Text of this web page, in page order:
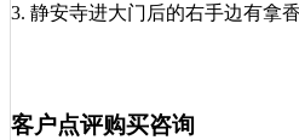
3. 静安寺进大门后的右手边有拿
客户点评购买咨询